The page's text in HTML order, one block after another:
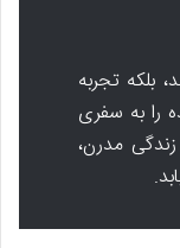
بلکه تجربه
را به سفری
مدرن،